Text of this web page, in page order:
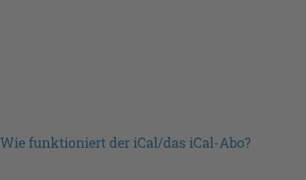
Wie funktioniert der iCal/das iCal-Abo?